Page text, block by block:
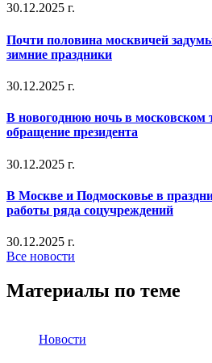
30.12.2025 г.
Почти половина москвичей
зимние праздники
30.12.2025 г.
В новогоднюю ночь в московском
обращение президента
30.12.2025 г.
В Москве и Подмосковье в
работы ряда соцучреждений
30.12.2025 г.
Все новости
Материалы по теме
Новости